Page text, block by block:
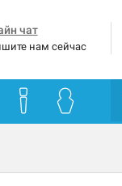
чат
нам сейчас